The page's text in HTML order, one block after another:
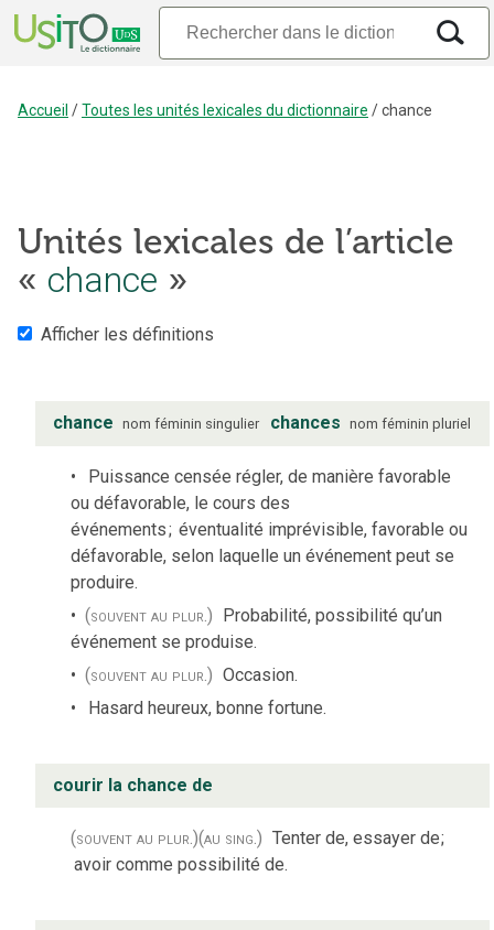
Accueil /Toutes les unités lexicales du dictionnaire /chance
Unités lexicales de l’article
« chance »
Afficher les définitions
chance nom féminin singulier chances nom féminin pluriel
Puissance censée régler, de manière favorable
ou défavorable, le cours des
événements; éventualité imprévisible, favorable ou
défavorable, selon laquelle un événement peut se
produire.
(souvent au plur.) Probabilité, possibilité qu’un
événement se produise.
(souvent au plur.) Occasion.
Hasard heureux, bonne fortune.
courir la chance de
(souvent au plur.)(au sing.) Tenter de, essayer de;
avoir comme possibilité de.